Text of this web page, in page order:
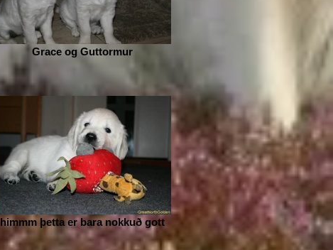
Grace og Guttormur
himmm þetta er bara nokkuð gott